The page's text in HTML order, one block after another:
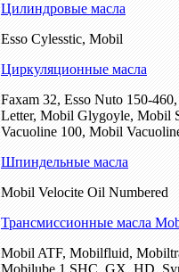
Цилиндровые масла
Esso Cylesstic, Mobil
Циркуляционные масла
Faxam 32, Esso Nuto 150-
Letter, Mobil Glygoyle, Mobil
Vacuoline 100, Mobil
Шпиндельные масла
Mobil Velocite Oil Numbered
Трансмиссионные масла
Mobil ATF, Mobilfluid,
Mobilube 1 SHC, GX, HD,